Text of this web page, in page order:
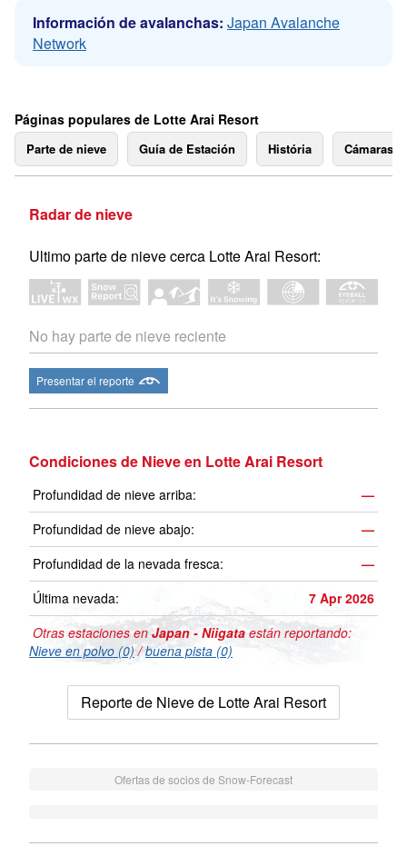
Información de avalanchas: Japan Avalanche
Network
Páginas populares de Lotte Arai Resort
Parte de nieve Guía de Estación História Cámaras
Radar de nieve
Ultimo parte de nieve cerca Lotte Arai Resort:
No hay parte de nieve reciente
Presentar el reporte
Condiciones de Nieve en Lotte Arai Resort
Profundidad de nieve arriba:
—
Profundidad de nieve abajo:
—
Profundidad de la nevada fresca:
—
Última nevada:
7 Apr 2026
Otras estaciones enJapan - Niigata están reportando:
Nieve en polvo (0)/buena pista (0)
Reporte de Nieve de Lotte Arai Resort
Ofertas de socios de Snow-Forecast